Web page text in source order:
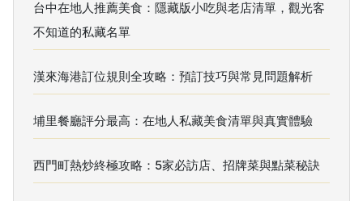
台中在地人推薦美食：隱藏版小吃與老店清單，觀光客
不知道的私藏名單
漢來海港訂位規則全攻略：預訂技巧與常見問題解析
埔里餐廳評分最高：在地人私藏美食清單與真實體驗
西門町熱炒終極攻略：5家必訪店、招牌菜與點菜秘訣